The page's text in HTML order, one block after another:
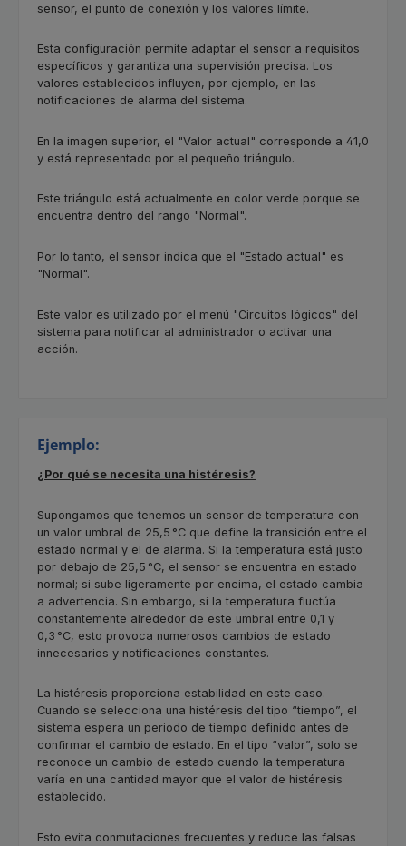
sensor, el punto de conexión y los valores límite.
Esta configuración permite adaptar el sensor a requisitos
específicos y garantiza una supervisión precisa. Los
valores establecidos influyen, por ejemplo, en las
notificaciones de alarma del sistema.
En la imagen superior, el "Valor actual" corresponde a 41,0
y está representado por el pequeño triángulo.
Este triángulo está actualmente en color verde porque se
encuentra dentro del rango "Normal".
Por lo tanto, el sensor indica que el "Estado actual" es
"Normal".
Este valor es utilizado por el menú "Circuitos lógicos" del
sistema para notificar al administrador o activar una
acción.
Ejemplo:
¿Por qué se necesita una histéresis?
Supongamos que tenemos un sensor de temperatura con
un valor umbral de 25,5 °C que define la transición entre el
estado normal y el de alarma. Si la temperatura está justo
por debajo de 25,5 °C, el sensor se encuentra en estado
normal; si sube ligeramente por encima, el estado cambia
a advertencia. Sin embargo, si la temperatura fluctúa
constantemente alrededor de este umbral entre 0,1 y
0,3 °C, esto provoca numerosos cambios de estado
innecesarios y notificaciones constantes.
La histéresis proporciona estabilidad en este caso.
Cuando se selecciona una histéresis del tipo “tiempo”, el
sistema espera un periodo de tiempo definido antes de
confirmar el cambio de estado. En el tipo “valor”, solo se
reconoce un cambio de estado cuando la temperatura
varía en una cantidad mayor que el valor de histéresis
establecido.
Esto evita conmutaciones frecuentes y reduce las falsas